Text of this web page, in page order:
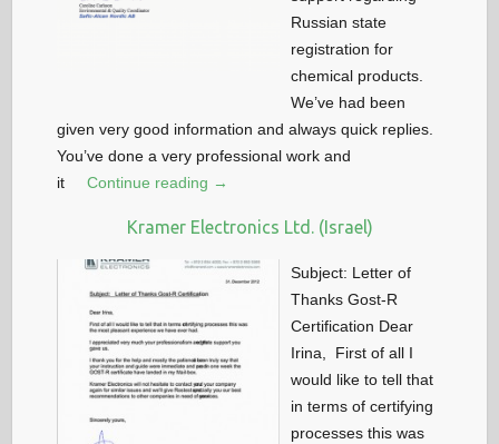
Russian state
registration for
chemical products.
We’ve had been
given very good information and always quick replies.
You’ve done a very professional work and
it
Continue reading →
Kramer Electronics Ltd. (Israel)
Subject: Letter of
Thanks Gost-R
Certification Dear
Irina, First of all I
would like to tell that
in terms of certifying
processes this was